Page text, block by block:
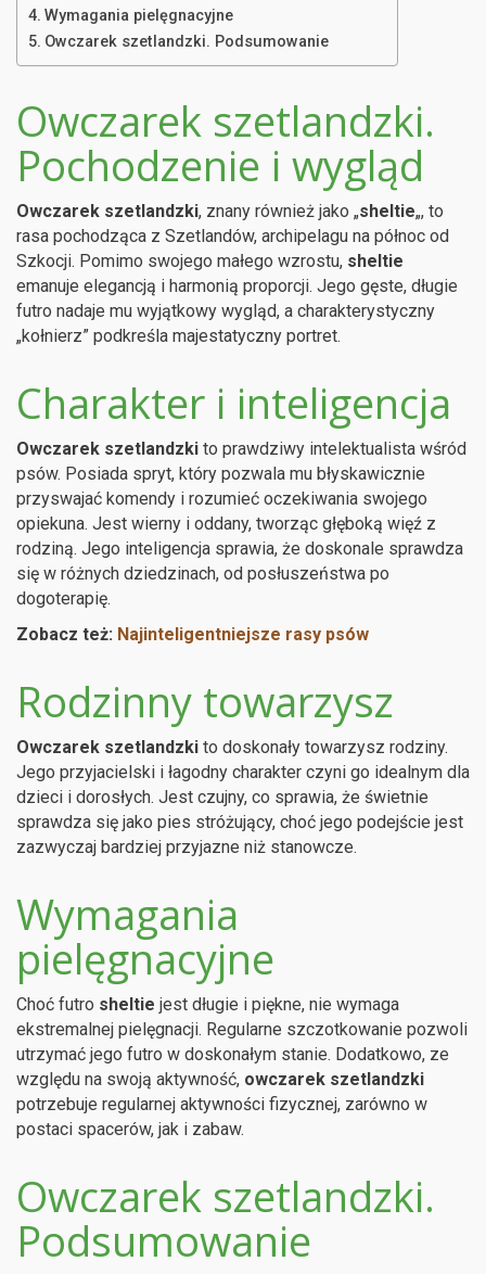
Wymagania pielęgnacyjne
Owczarek szetlandzki. Podsumowanie
Owczarek szetlandzki.
Pochodzenie i wygląd
Owczarek szetlandzki, znany również jako „sheltie„, to
rasa pochodząca z Szetlandów, archipelagu na północ od
Szkocji. Pomimo swojego małego wzrostu, sheltie
emanuje elegancją i harmonią proporcji. Jego gęste, długie
futro nadaje mu wyjątkowy wygląd, a charakterystyczny
„kołnierz” podkreśla majestatyczny portret.
Charakter i inteligencja
Owczarek szetlandzki to prawdziwy intelektualista wśród
psów. Posiada spryt, który pozwala mu błyskawicznie
przyswajać komendy i rozumieć oczekiwania swojego
opiekuna. Jest wierny i oddany, tworząc głęboką więź z
rodziną. Jego inteligencja sprawia, że doskonale sprawdza
się w różnych dziedzinach, od posłuszeństwa po
dogoterapię.
Zobacz też: Najinteligentniejsze rasy psów
Rodzinny towarzysz
Owczarek szetlandzki to doskonały towarzysz rodziny.
Jego przyjacielski i łagodny charakter czyni go idealnym dla
dzieci i dorosłych. Jest czujny, co sprawia, że świetnie
sprawdza się jako pies stróżujący, choć jego podejście jest
zazwyczaj bardziej przyjazne niż stanowcze.
Wymagania
pielęgnacyjne
Choć futro sheltie jest długie i piękne, nie wymaga
ekstremalnej pielęgnacji. Regularne szczotkowanie pozwoli
utrzymać jego futro w doskonałym stanie. Dodatkowo, ze
względu na swoją aktywność, owczarek szetlandzki
potrzebuje regularnej aktywności fizycznej, zarówno w
postaci spacerów, jak i zabaw.
Owczarek szetlandzki.
Podsumowanie